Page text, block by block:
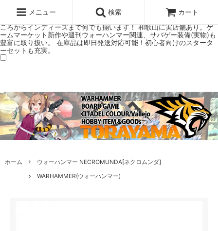
ミアムショップTORAYAMA。通販・オンラインショップです！ ウォー
ハンマーとボードゲームのことなら当店へ！ボードゲームもメジャーど
ころからインディーズまで何でも揃います！ 和歌山に実店舗あり。ゲ
ームマーケット新作や週刊ウォーハンマー関連、サバゲー装備(実物)も
豊富に取り扱い。 在庫品は即日発送対応可能！初心者向けのスタータ
ーセットも充実。
メニュー 検索 カート
ホーム
ウォーハンマー NECROMUNDA[ネクロムンダ]
WARHAMMER(ウォーハンマー)